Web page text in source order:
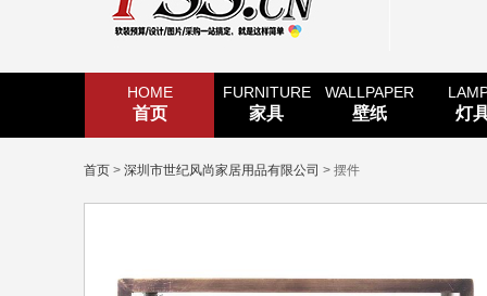
HOME
首页
FURNITURE
家具
WALLPAPER
壁纸 灯
首页 > 深圳市世纪风尚家居用品有限公司 > 摆件